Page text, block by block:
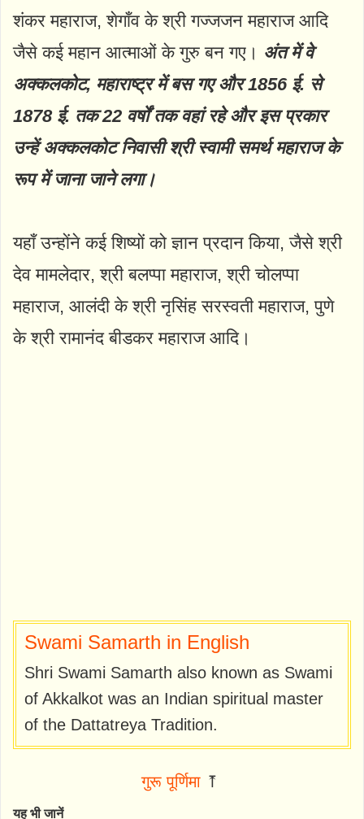
शंकर महाराज, शेगाँव के श्री गज्जजन महाराज आदि
जैसे कई महान आत्माओं के गुरु बन गए। अंत में वे
अक्कलकोट, महाराष्ट्र में बस गए और 1856 ई. से
1878 ई. तक 22 वर्षों तक वहां रहे और इस प्रकार
उन्हें अक्कलकोट निवासी श्री स्वामी समर्थ महाराज के
रूप में जाना जाने लगा।
यहाँ उन्होंने कई शिष्यों को ज्ञान प्रदान किया, जैसे श्री
देव मामलेदार, श्री बलप्पा महाराज, श्री चोलप्पा
महाराज, आलंदी के श्री नृसिंह सरस्वती महाराज, पुणे
के श्री रामानंद बीडकर महाराज आदि।
Swami Samarth in English
Shri Swami Samarth also known as Swami
of Akkalkot was an Indian spiritual master
of the Dattatreya Tradition.
गुरू पूर्णिमा⤒
यह भी जानें